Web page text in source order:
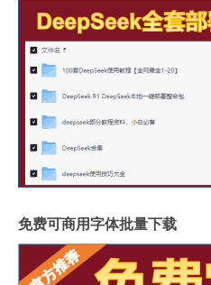
免费可商用字体批量下载